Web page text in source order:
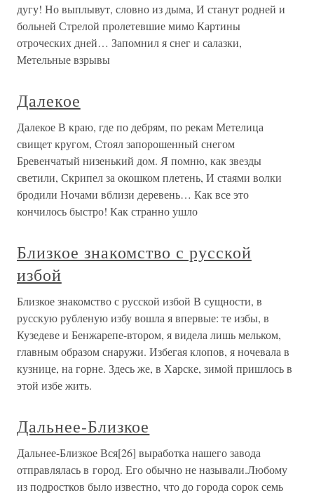
дугу! Но выплывут, словно из дыма, И станут родней и
больней Стрелой пролетевшие мимо Картины
отроческих дней… Запомнил я снег и салазки,
Метельные взрывы
Далекое
Далекое В краю, где по дебрям, по рекам Метелица
свищет кругом, Стоял запорошенный снегом
Бревенчатый низенький дом. Я помню, как звезды
светили, Скрипел за окошком плетень, И стаями волки
бродили Ночами вблизи деревень… Как все это
кончилось быстро! Как странно ушло
Близкое знакомство с русской
избой
Близкое знакомство с русской избой В сущности, в
русскую рубленую избу вошла я впервые: те избы, в
Кузедеве и Бенжарепе-втором, я видела лишь мельком,
главным образом снаружи. Избегая клопов, я ночевала в
кузнице, на горне. Здесь же, в Харске, зимой пришлось в
этой избе жить.
Дальнее-Близкое
Дальнее-Близкое Вся[26] выработка нашего завода
отправлялась в город. Его обычно не называли.Любому
из подростков было известно, что до города сорок семь